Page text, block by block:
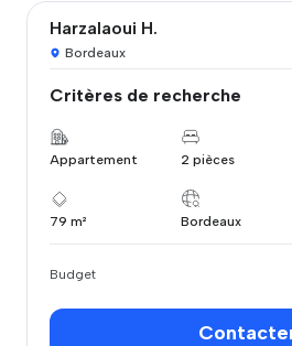
Harzalaoui H.
Bordeaux
Critères de recherche
Appartement 2 pièces
79 m² Bordeaux
Budget